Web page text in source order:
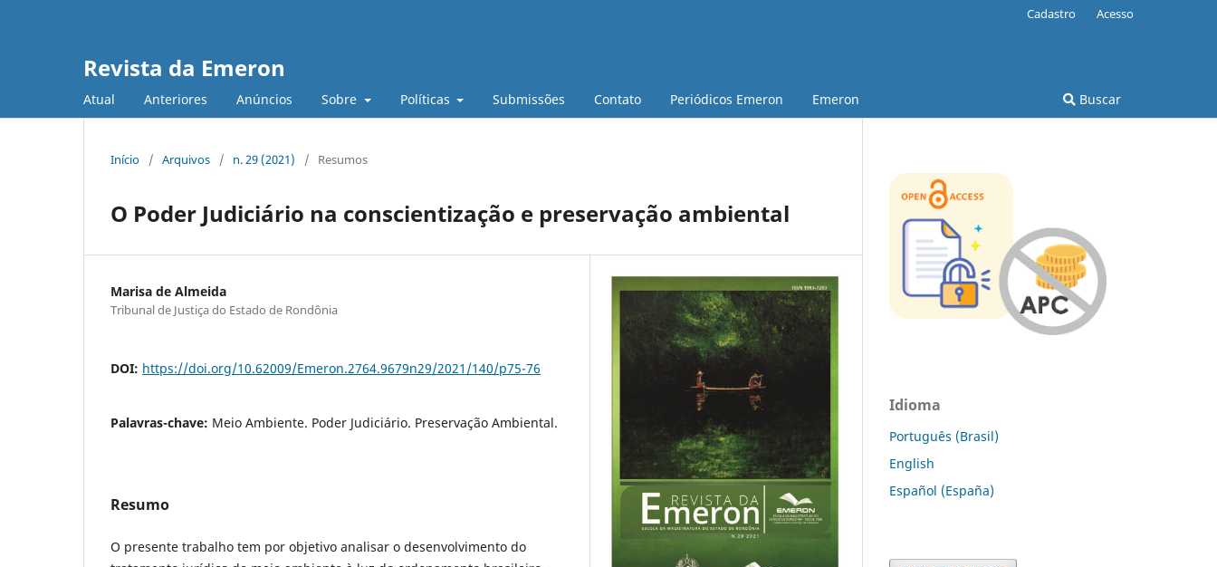
Revista da Emeron
Atual Anteriores Anúncios Sobre Políticas Submissões Contato Periódicos Emeron Emeron Buscar
Cadastro Acesso
Início / Arquivos / n. 29 (2021) / Resumos
O Poder Judiciário na conscientização e preservação ambiental
Marisa de Almeida
Tribunal de Justiça do Estado de Rondônia
DOI: https://doi.org/10.62009/Emeron.2764.9679n29/2021/140/p75-76
Palavras-chave: Meio Ambiente. Poder Judiciário. Preservação Ambiental.
Resumo
O presente trabalho tem por objetivo analisar o desenvolvimento do
Idioma
Português (Brasil)
English
Español (España)